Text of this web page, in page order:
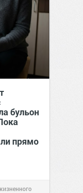
бульон
прямо